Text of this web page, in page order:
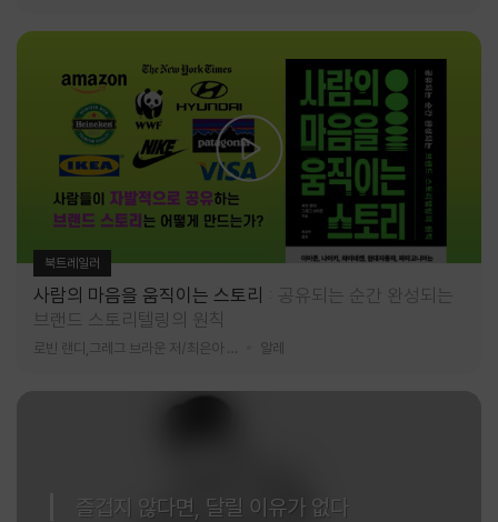
북트레일러
사람의 마음을 움직이는 스토리
공유되는 순간 완성되는
브랜드 스토리텔링의 원칙
알레
즐겁지 않다면, 달릴 이유가 없다